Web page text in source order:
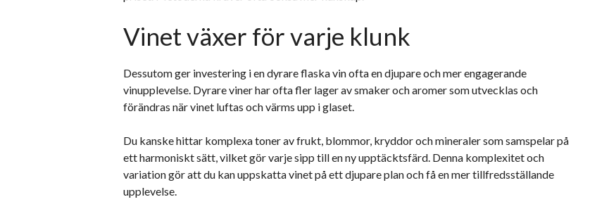
Vinet växer för varje klunk
Dessutom ger investering i en dyrare flaska vin ofta en djupare och mer engagerande
vinupplevelse. Dyrare viner har ofta fler lager av smaker och aromer som utvecklas och
förändras när vinet luftas och värms upp i glaset.
Du kanske hittar komplexa toner av frukt, blommor, kryddor och mineraler som samspelar på
ett harmoniskt sätt, vilket gör varje sipp till en ny upptäcktsfärd. Denna komplexitet och
variation gör att du kan uppskatta vinet på ett djupare plan och få en mer tillfredsställande
upplevelse.